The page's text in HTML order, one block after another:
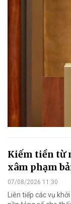
Kiếm tiền từ
xâm phạm
07/08/2026 11:30
Liên tiếp các vụ